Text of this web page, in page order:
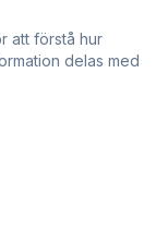
att förstå hur
delas med